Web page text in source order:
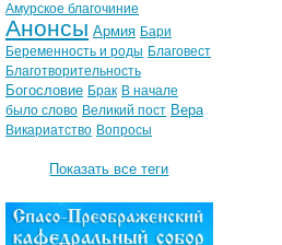
Амурское благочиние
Анонсы Армия Бари
Беременность и роды Благовест
Благотворительность
Богословие Брак В начале
было слово Великий пост Вера
Викариатство Вопросы
Показать все теги